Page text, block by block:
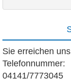
Sie erreichen
Telefonnummer:
04141/7773045